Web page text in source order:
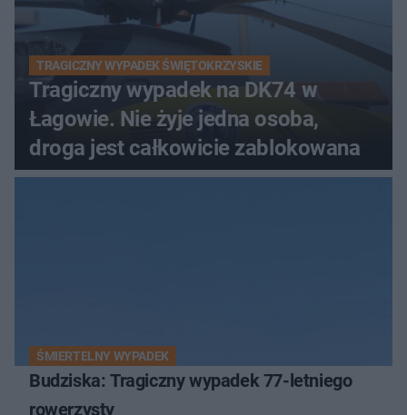
TRAGICZNY WYPADEK ŚWIĘTOKRZYSKIE
Tragiczny wypadek na DK74 w
Łagowie. Nie żyje jedna osoba,
droga jest całkowicie zablokowana
ŚMIERTELNY WYPADEK
Budziska: Tragiczny wypadek 77-letniego
rowerzysty